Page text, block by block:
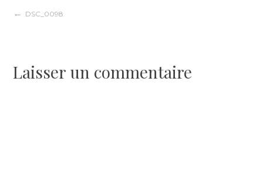
Navigation
l’article
DSC_0098
Laisser un commentaire